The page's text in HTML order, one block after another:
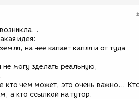
идея:
на неё капает капля и от туда
могу зделать реальную,
кто чем может, это очень важно...
а кто ссылкой на тутор.